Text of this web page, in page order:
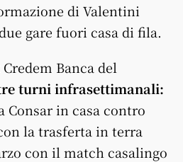
di Valentini
gare fuori casa di fila.
Banca del
turni infrasettimanali:
Consar in casa contro
la trasferta in terra
con il match casalingo